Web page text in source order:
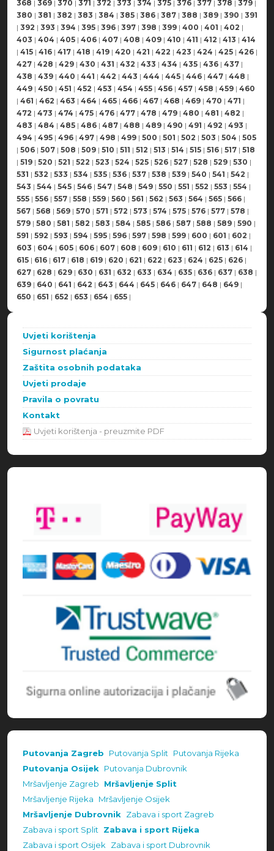
368 | 369 | 370 | 371 | 372 | 373 | 374 | 375 | 376 | 377 | 378 | 379 |
380 | 381 | 382 | 383 | 384 | 385 | 386 | 387 | 388 | 389 | 390 | 391
| 392 | 393 | 394 | 395 | 396 | 397 | 398 | 399 | 400 | 401 | 402 |
403 | 404 | 405 | 406 | 407 | 408 | 409 | 410 | 411 | 412 | 413 | 414
| 415 | 416 | 417 | 418 | 419 | 420 | 421 | 422 | 423 | 424 | 425 | 426 |
427 | 428 | 429 | 430 | 431 | 432 | 433 | 434 | 435 | 436 | 437 |
438 | 439 | 440 | 441 | 442 | 443 | 444 | 445 | 446 | 447 | 448 |
449 | 450 | 451 | 452 | 453 | 454 | 455 | 456 | 457 | 458 | 459 | 460
| 461 | 462 | 463 | 464 | 465 | 466 | 467 | 468 | 469 | 470 | 471 |
472 | 473 | 474 | 475 | 476 | 477 | 478 | 479 | 480 | 481 | 482 |
483 | 484 | 485 | 486 | 487 | 488 | 489 | 490 | 491 | 492 | 493 |
494 | 495 | 496 | 497 | 498 | 499 | 500 | 501 | 502 | 503 | 504 | 505
| 506 | 507 | 508 | 509 | 510 | 511 | 512 | 513 | 514 | 515 | 516 | 517 | 518
| 519 | 520 | 521 | 522 | 523 | 524 | 525 | 526 | 527 | 528 | 529 | 530 |
531 | 532 | 533 | 534 | 535 | 536 | 537 | 538 | 539 | 540 | 541 | 542 |
543 | 544 | 545 | 546 | 547 | 548 | 549 | 550 | 551 | 552 | 553 | 554 |
555 | 556 | 557 | 558 | 559 | 560 | 561 | 562 | 563 | 564 | 565 | 566 |
567 | 568 | 569 | 570 | 571 | 572 | 573 | 574 | 575 | 576 | 577 | 578 |
579 | 580 | 581 | 582 | 583 | 584 | 585 | 586 | 587 | 588 | 589 | 590 |
591 | 592 | 593 | 594 | 595 | 596 | 597 | 598 | 599 | 600 | 601 | 602 |
603 | 604 | 605 | 606 | 607 | 608 | 609 | 610 | 611 | 612 | 613 | 614 |
615 | 616 | 617 | 618 | 619 | 620 | 621 | 622 | 623 | 624 | 625 | 626 |
627 | 628 | 629 | 630 | 631 | 632 | 633 | 634 | 635 | 636 | 637 | 638 |
639 | 640 | 641 | 642 | 643 | 644 | 645 | 646 | 647 | 648 | 649 |
650 | 651 | 652 | 653 | 654 | 655 |
Uvjeti korištenja
Sigurnost plaćanja
Zaštita osobnih podataka
Uvjeti prodaje
Pravila o povratu
Kontakt
Uvjeti korištenja - preuzmite PDF
Putovanja Zagreb Putovanja Split Putovanja Rijeka
Putovanja Osijek Putovanja Dubrovnik
Mršavljenje Zagreb
Mršavljenje Split
Mršavljenje Rijeka
Mršavljenje Osijek
Mršavljenje Dubrovnik Zabava i sport Zagreb
Zabava i sport Split Zabava i sport Rijeka
Zabava i sport Osijek Zabava i sport Dubrovnik